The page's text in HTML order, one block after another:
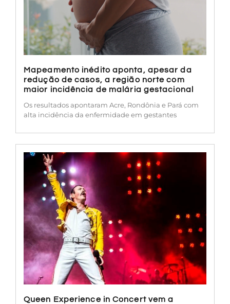
Mapeamento inédito aponta, apesar da
redução de casos, a região norte com
maior incidência de malária gestacional
Os resultados apontaram Acre, Rondônia e Pará com
alta incidência da enfermidade em gestantes
Queen Experience in Concert vem a